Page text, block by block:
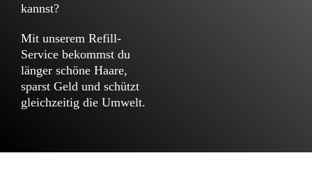
kannst?
Mit unserem Refill-
Service bekommst du
länger schöne Haare,
sparst Geld und schützt
gleichzeitig die Umwelt.